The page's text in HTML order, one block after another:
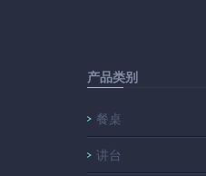
产品类别
餐桌
讲台